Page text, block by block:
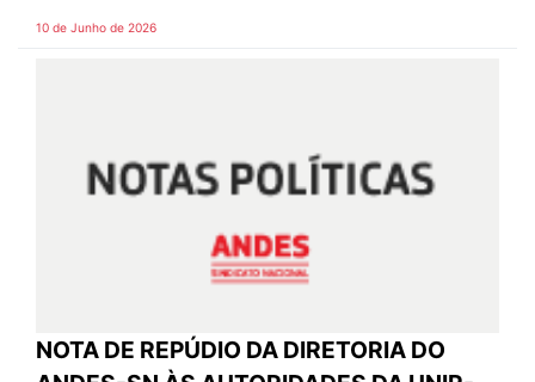
10 de Junho de 2026
NOTA DE REPÚDIO DA DIRETORIA DO